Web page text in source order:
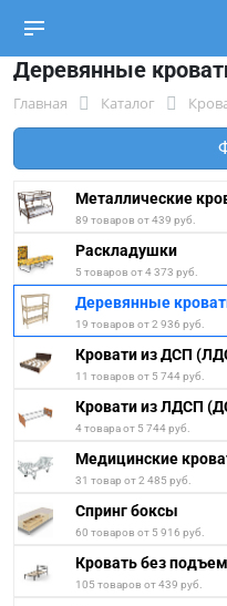
Деревянные
Главная Каталог
Металлические
89 товаров от 439 руб.
Раскладушки
5 товаров от 4 373 руб.
Деревянные
19 товаров от 2 936 руб.
Кровати из ДСП
11 товаров от 5 744 руб.
Кровати из ЛДСП
4 товара от 5 744 руб.
Медицинские
31 товар от 2 485 руб.
Спринг боксы
60 товаров от 5 916 руб.
Кровать без
105 товаров от 439 руб.